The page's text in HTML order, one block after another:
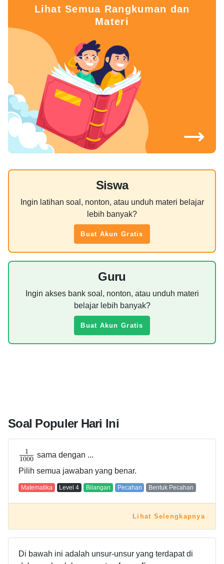
Lihat Semua Rangkuman dan
Materi
Siswa
Ingin latihan soal, nonton, atau unduh materi belajar
lebih banyak?
Buat Akun Gratis
Guru
Ingin akses bank soal, nonton, atau unduh materi
belajar lebih banyak?
Buat Akun Gratis
Soal Populer Hari Ini
1000
1
sama dengan ...
Pilih semua jawaban yang benar.
Matematika Level 4 Bilangan Pecahan Bentuk Pecahan
Lihat Selengkapnya
Di bawah ini adalah unsur-unsur yang terdapat di